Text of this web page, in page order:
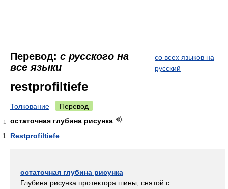
Перевод: с русского на
все языки
со всех языков на
русский
restprofiltiefe
Толкование Перевод
1
остаточная глубина рисунка
Restprofiltiefe
остаточная глубина рисунка
Глубина рисунка протектора шины, снятой с